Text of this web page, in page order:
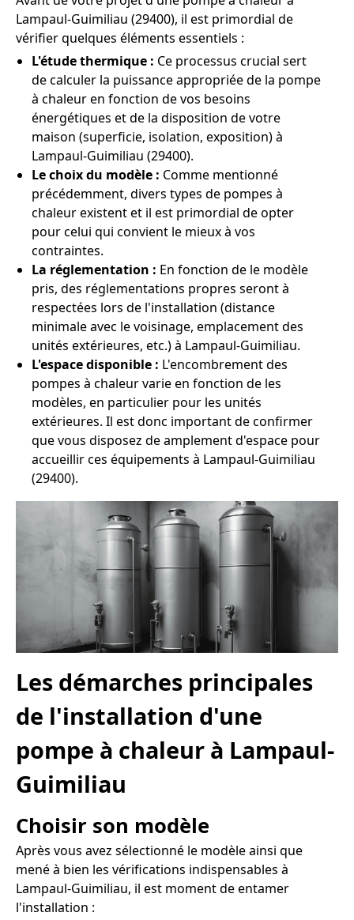
Lampaul-Guimiliau (29400), il est primordial de
vérifier quelques éléments essentiels :
L'étude thermique : Ce processus crucial sert
de calculer la puissance appropriée de la pompe
à chaleur en fonction de vos besoins
énergétiques et de la disposition de votre
maison (superficie, isolation, exposition) à
Lampaul-Guimiliau (29400).
Le choix du modèle : Comme mentionné
précédemment, divers types de pompes à
chaleur existent et il est primordial de opter
pour celui qui convient le mieux à vos
contraintes.
La réglementation : En fonction de le modèle
pris, des réglementations propres seront à
respectées lors de l'installation (distance
minimale avec le voisinage, emplacement des
unités extérieures, etc.) à Lampaul-Guimiliau.
L'espace disponible : L'encombrement des
pompes à chaleur varie en fonction de les
modèles, en particulier pour les unités
extérieures. Il est donc important de confirmer
que vous disposez de amplement d'espace pour
accueillir ces équipements à Lampaul-Guimiliau
(29400).
Les démarches principales
de l'installation d'une
pompe à chaleur à Lampaul-
Guimiliau
Choisir son modèle
Après vous avez sélectionné le modèle ainsi que
mené à bien les vérifications indispensables à
Lampaul-Guimiliau, il est moment de entamer
l'installation :